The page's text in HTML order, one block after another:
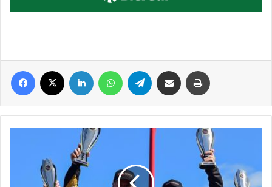
Facebook Linkedin WhatsAppTelegram Compartilhar via e-mail